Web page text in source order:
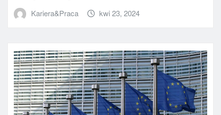
Kariera&Praca kwi 23, 2024